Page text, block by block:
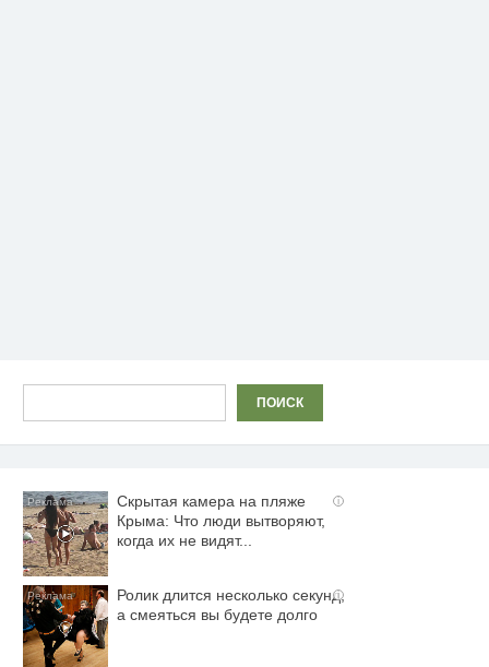
ПОИСК
i
Скрытая камера на пляже
Крыма: Что люди вытворяют,
когда их не видят...
i
Ролик длится несколько секунд,
а смеяться вы будете долго